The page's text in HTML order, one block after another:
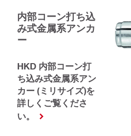
内部コーン打ち込
み式金属系アンカ
ー
HKD 内部コーン打
ち込み式金属系アン
カー (ミリサイズ)を
詳しくご覧くださ
い。